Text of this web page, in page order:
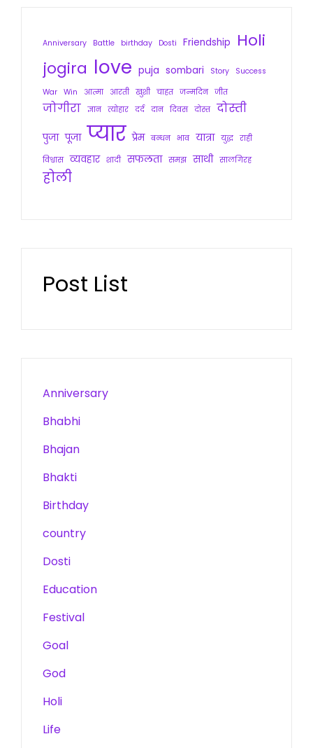
Anniversary Battle birthday Dosti Friendship
Holi
jogira love puja sombari Story
Success
War Win आत्मा आरती खुशी चाहत जन्मदिन जीत
जोगीरा ज्ञान त्योहार दर्द दान दिवस दोस्त दोस्ती
पुजा पूजा प्यार प्रेम बन्धन भाव यात्रा युद्ध राही
विश्वास व्यवहार शादी सफलता समझ साथी सालगिरह
होली
Post List
Anniversary
Bhabhi
Bhajan
Bhakti
Birthday
country
Dosti
Education
Festival
Goal
God
Holi
Life